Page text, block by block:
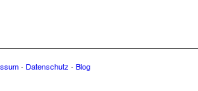
- Datenschutz - Blog